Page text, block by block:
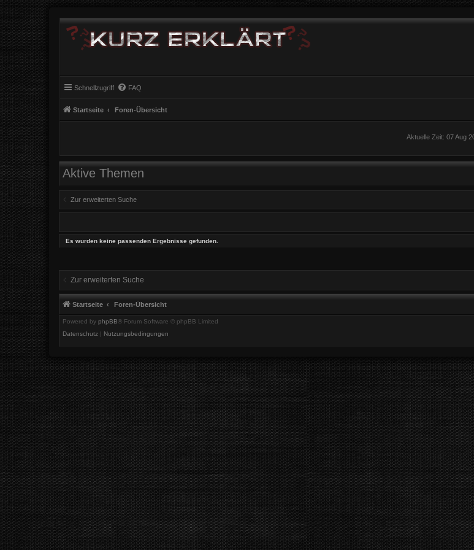
Schnellzugriff FAQ
Startseite Foren-Übersicht
Aktuelle Zeit: 07 Aug
Aktive Themen
Zur erweiterten Suche
Es wurden keine passenden Ergebnisse gefunden.
Zur erweiterten Suche
Startseite Foren-Übersicht
Powered by phpBB® Forum Software © phpBB Limited
Datenschutz | Nutzungsbedingungen